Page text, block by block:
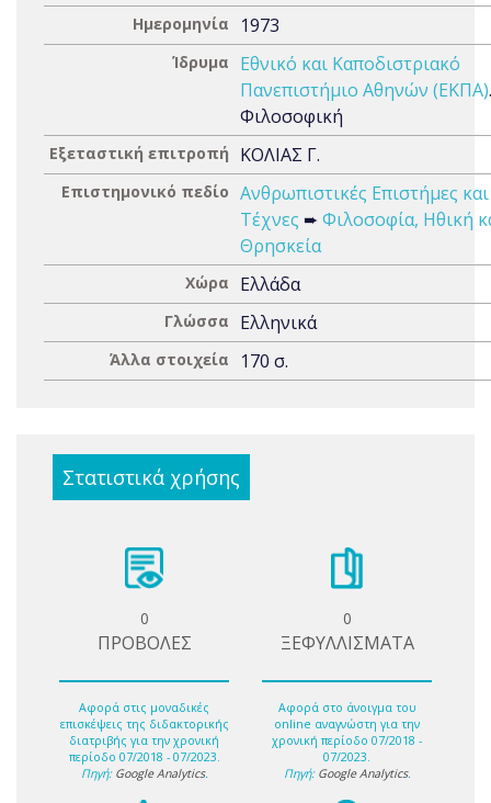
Ημερομηνία 1973
Ίδρυμα
Εθνικό και Καποδιστριακό
Πανεπιστήμιο Αθηνών (ΕΚΠΑ)
Φιλοσοφική
Εξεταστική επιτροπή ΚΟΛΙΑΣ Γ.
Επιστημονικό πεδίο Ανθρωπιστικές Επιστήμες και
Τέχνες ➨ Φιλοσοφία, Ηθική
Θρησκεία
Χώρα Ελλάδα
Γλώσσα Ελληνικά
Άλλα στοιχεία 170 σ.
Στατιστικά χρήσης
0
ΠΡΟΒΟΛΕΣ
Αφορά στις μοναδικές
επισκέψεις της διδακτορικής
διατριβής για την χρονική
περίοδο 07/2018 - 07/2023.
Πηγή: Google Analytics.
0
ΞΕΦΥΛΛΙΣΜΑΤΑ
Αφορά στο άνοιγμα του
online αναγνώστη για την
χρονική περίοδο 07/2018 -
07/2023.
Πηγή: Google Analytics.